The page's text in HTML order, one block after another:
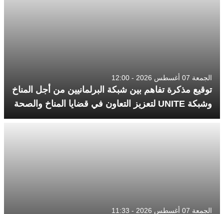
الجمعة 07 أغسطس 2026 - 12:00
توقيع مذكرة تفاهم بين شبكة البرلمانيين من أجل المناخ
وشبكة UNITE لتعزيز التعاون في قضايا المناخ والصحة
الجمعة 07 أغسطس 2026 - 11:33